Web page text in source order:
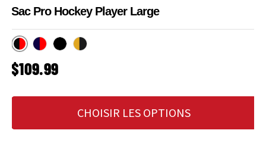
Sac Pro Hockey Player Large
Noir/RougeMarine/Rouge
Noir Noir/Jaune
PRIX HABITUEL
$109.99
CHOISIR LES OPTIONS